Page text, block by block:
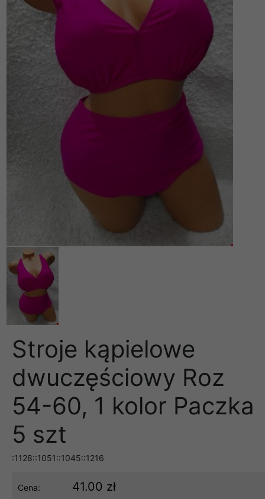
Stroje kąpielowe
dwuczęściowy Roz
54-60, 1 kolor Paczka
5 szt
:1128::1051::1045::1216
Cena: 41.00 zł